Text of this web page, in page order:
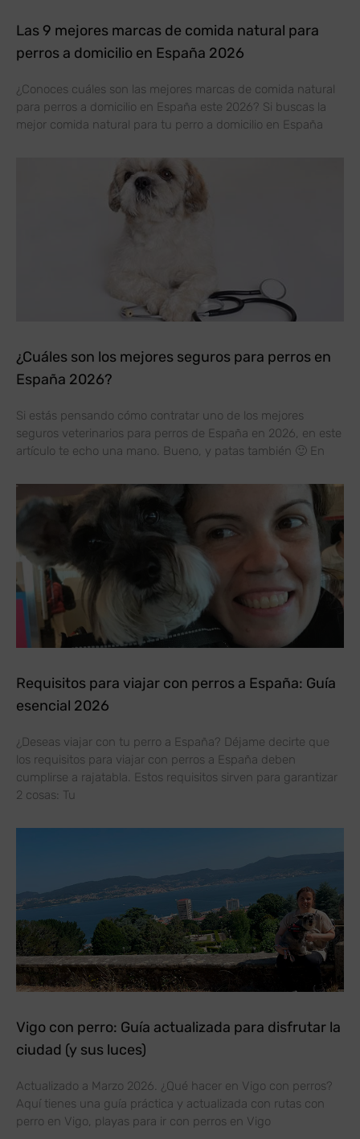
Las 9 mejores marcas de comida natural para
perros a domicilio en España 2026
¿Conoces cuáles son las mejores marcas de comida natural
para perros a domicilio en España este 2026? Si buscas la
mejor comida natural para tu perro a domicilio en España
¿Cuáles son los mejores seguros para perros en
España 2026?
Si estás pensando cómo contratar uno de los mejores
seguros veterinarios para perros de España en 2026, en este
artículo te echo una mano. Bueno, y patas también 🙂 En
Requisitos para viajar con perros a España: Guía
esencial 2026
¿Deseas viajar con tu perro a España? Déjame decirte que
los requisitos para viajar con perros a España deben
cumplirse a rajatabla. Estos requisitos sirven para garantizar
2 cosas: Tu
Vigo con perro: Guía actualizada para disfrutar la
ciudad (y sus luces)
Actualizado a Marzo 2026. ¿Qué hacer en Vigo con perros?
Aquí tienes una guía práctica y actualizada con rutas con
perro en Vigo, playas para ir con perros en Vigo